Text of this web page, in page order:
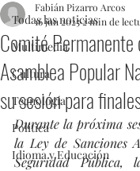
Todas las noticias
Multimedia
Cultura
Tecnología
Politica
Idioma y Educación
Comité Permanente
Asamblea Popular
su sesión para
Fabián Pizarro Arcos
16 jun 20252 min de
Durante la próxima
la Ley de Sanciones
Seguridad